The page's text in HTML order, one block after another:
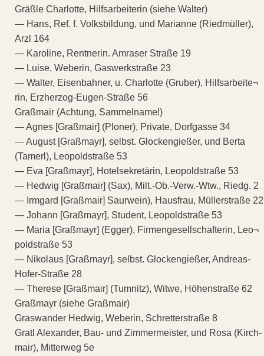
Gräßle Charlotte, Hilfsarbeiterin (siehe Walter)
— Hans, Ref. f. Volksbildung, und Marianne (Riedmüller),
Arzl 164
— Karoline, Rentnerin. Amraser Straße 19
— Luise, Weberin, Gaswerkstraße 23
— Walter, Eisenbahner, u. Charlotte (Gruber), Hilfsarbeite¬
rin, Erzherzog-Eugen-Straße 56
Graßmair (Achtung, Sammelname!)
— Agnes [Graßmair] (Ploner), Private, Dorfgasse 34
— August [Graßmayr], selbst. Glockengießer, und Berta
(Tamerl), Leopoldstraße 53
— Eva [Graßmayr], Hotelsekretärin, Leopoldstraße 53
— Hedwig [Graßmair] (Sax), Milt.-Ob.-Verw.-Wtw., Riedg. 2
— Irmgard [Graßmair] Saurwein), Hausfrau, Müllerstraße 22
— Johann [Graßmayr], Student, Leopoldstraße 53
— Maria [Graßmayr] (Egger), Firmengesellschafterin, Leo¬
poldstraße 53
— Nikolaus [Graßmayr], selbst. Glockengießer, Andreas-
Hofer-Straße 28
— Therese [Graßmair] (Tumnitz), Witwe, Höhenstraße 62
Graßmayr (siehe Graßmair)
Graswander Hedwig, Weberin, Schretterstraße 8
Gratl Alexander, Bau- und Zimmermeister, und Rosa (Kirch-
mair), Mitterweg 5e